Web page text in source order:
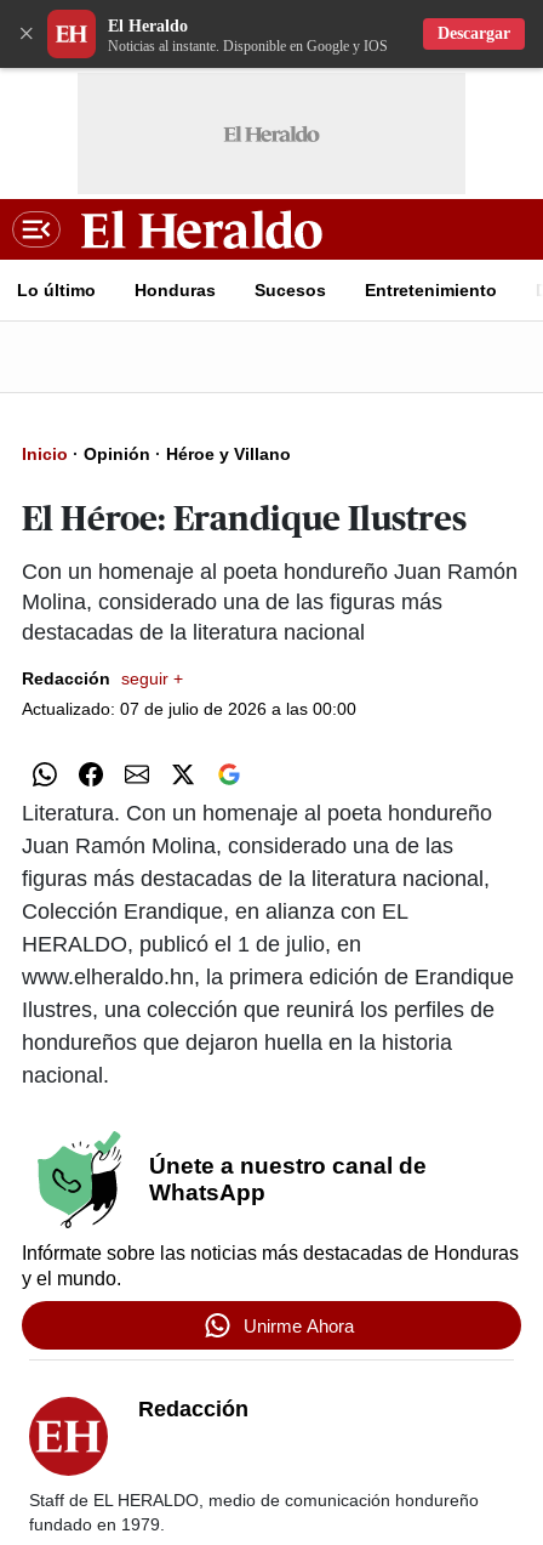
× El Heraldo
Noticias al instante. Disponible en Google y IOS
Descargar
Lo último Honduras Sucesos Entretenimiento
Inicio · Opinión · Héroe y Villano
El Héroe: Erandique Ilustres
Con un homenaje al poeta hondureño Juan Ramón
Molina, considerado una de las figuras más
destacadas de la literatura nacional
Redacción
seguir +
Actualizado: 07 de julio de 2026 a las 00:00
Literatura. Con un homenaje al poeta hondureño
Juan Ramón Molina, considerado una de las
figuras más destacadas de la literatura nacional,
Colección Erandique, en alianza con EL
HERALDO, publicó el 1 de julio, en
www.elheraldo.hn, la primera edición de Erandique
Ilustres, una colección que reunirá los perfiles de
hondureños que dejaron huella en la historia
nacional.
Únete a nuestro canal de
WhatsApp
Infórmate sobre las noticias más destacadas de Honduras
y el mundo.
Unirme Ahora
Redacción
Staff de EL HERALDO, medio de comunicación hondureño
fundado en 1979.